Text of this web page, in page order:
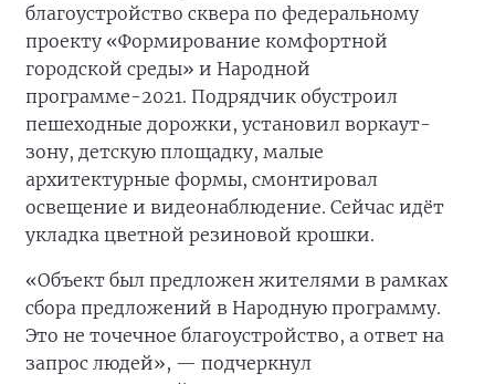
благоустройство сквера по федеральному
проекту «Формирование комфортной
городской среды» и Народной
программе-2021. Подрядчик обустроил
пешеходные дорожки, установил воркаут-
зону, детскую площадку, малые
архитектурные формы, смонтировал
освещение и видеонаблюдение. Сейчас идёт
укладка цветной резиновой крошки.
«Объект был предложен жителями в рамках
сбора предложений в Народную программу.
Это не точечное благоустройство, а ответ на
запрос людей», — подчеркнул